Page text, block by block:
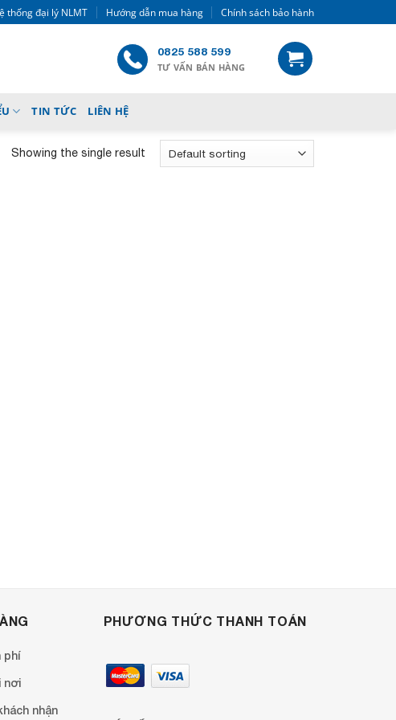
thống đại lý NLMT Hướng dẫn mua hàng Chính sách bảo hành
0825 588 599
TƯ VẤN BÁN HÀNG
TIN TỨC LIÊN HỆ
Showing the single result
phí
nơi
nhận
PHƯƠNG THỨC THANH TOÁN